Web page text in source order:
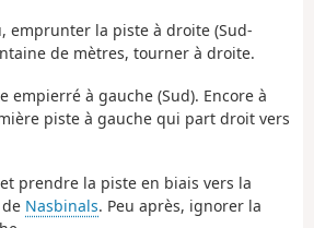
emprunter la piste à droite (Sud-
de mètres, tourner à droite.
empierré à gauche (Sud). Encore à
piste à gauche qui part droit vers
prendre la piste en biais vers la
Nasbinals. Peu après, ignorer la